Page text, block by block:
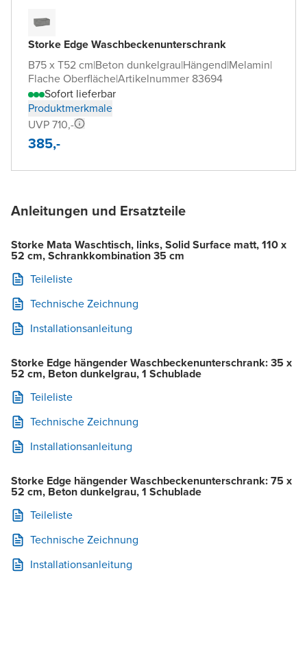
Storke Edge Waschbeckenunterschrank
B75 x T52 cm|Beton dunkelgrau|Hängend|Melamin|
Flache Oberfläche|Artikelnummer 83694
Sofort lieferbar
Produktmerkmale
UVP 710,-
385,-
Anleitungen und Ersatzteile
Storke Mata Waschtisch, links, Solid Surface matt, 110 x
52 cm, Schrankkombination 35 cm
Teileliste
Technische Zeichnung
Installationsanleitung
Storke Edge hängender Waschbeckenunterschrank: 35 x
52 cm, Beton dunkelgrau, 1 Schublade
Teileliste
Technische Zeichnung
Installationsanleitung
Storke Edge hängender Waschbeckenunterschrank: 75 x
52 cm, Beton dunkelgrau, 1 Schublade
Teileliste
Technische Zeichnung
Installationsanleitung